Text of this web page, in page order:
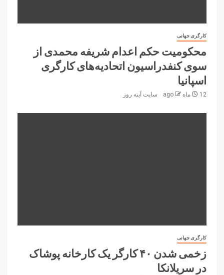
کارگری جهانی
محکومیت حکم اعدام شریفه محمدی از
سوی کنفدراسیون اتحادیه‌های کارگری
اسپانیا
12 ماه ago سایت آینه‌ روز
کارگری جهانی
زخمی شدن ۴۰ کارگر یک کارخانه پوشاک
در سریلانکا